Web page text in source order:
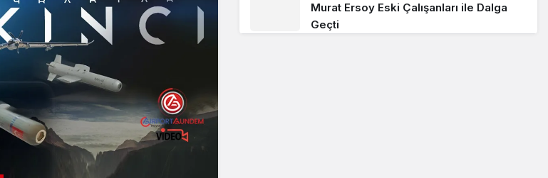
Murat Ersoy Eski Çalışanları ile Dalga
Geçti